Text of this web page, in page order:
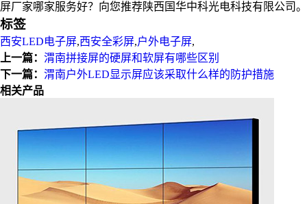
屏厂家哪家服务好？向您推荐陕西国华中科光电科技有限公司。
标签
西安LED电子屏,西安全彩屏,户外电子屏,
上一篇： 渭南拼接屏的硬屏和软屏有哪些区别
下一篇： 渭南户外LED显示屏应该采取什么样的防护措施
相关产品